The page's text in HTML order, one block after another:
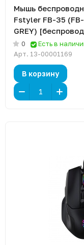
Мышь
Fstyler FB-35
GREY)
светодиодная,
0
Есть в
Арт. 13-00001169
В корзину